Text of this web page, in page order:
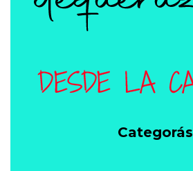
Categorás